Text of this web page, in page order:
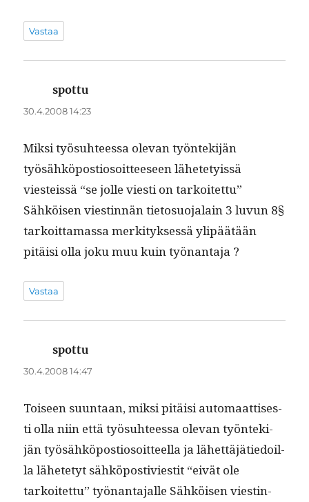
Vastaa
spottu
30.4.2008 14:23
Mik­si työ­suh­teessa ole­van työn­tek­i­jän
työsähkö­pos­tiosoit­teeseen lähete­tyis­sä
viesteis­sä “se jolle viesti on tarkoitet­tu”
Sähköisen viestin­nän tieto­suo­jalain 3 luvun 8§
tarkoit­ta­mas­sa merk­i­tyk­sessä ylipäätään
pitäisi olla joku muu kuin työnantaja ?
Vastaa
spottu
30.4.2008 14:47
Toiseen suun­taan, mik­si pitäisi automaat­tis­es­
ti olla niin että työ­suh­teessa ole­van työn­tek­i­
jän työsähkö­pos­tiosoit­teel­la ja lähet­täjätiedoil­
la lähete­tyt sähkö­pos­tivi­estit “eivät ole
tarkoitet­tu” työ­nan­ta­jalle Sähköisen viestin­